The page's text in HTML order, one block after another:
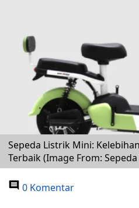
Sepeda Listrik Mini:
Terbaik (Image From: Sepeda
0 Komentar